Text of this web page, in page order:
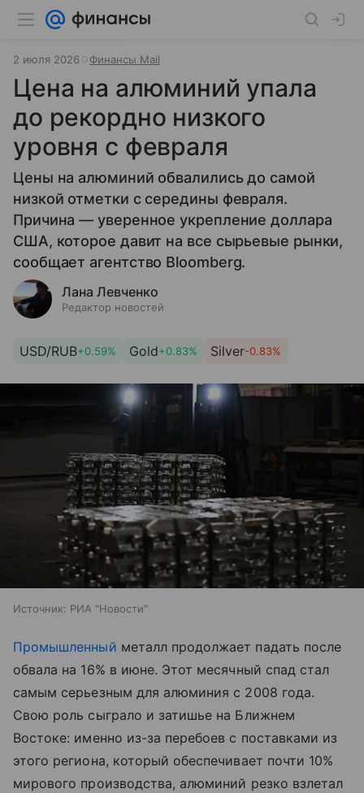
2 июля 2026 Финансы Mail
Цена на алюминий упала
до рекордно низкого
уровня с февраля
Цены на алюминий обвалились до самой
низкой отметки с середины февраля.
Причина — уверенное укрепление доллара
США, которое давит на все сырьевые рынки,
сообщает агентство Bloomberg.
Лана Левченко
Редактор новостей
USD/RUB+0.59% Gold+0.83% Silver-0.83%
Источник: РИА "Новости"
Промышленный металл продолжает падать после
обвала на 16% в июне. Этот месячный спад стал
самым серьезным для алюминия с 2008 года.
Свою роль сыграло и затишье на Ближнем
Востоке: именно из-за перебоев с поставками из
этого региона, который обеспечивает почти 10%
мирового производства, алюминий резко взлетал